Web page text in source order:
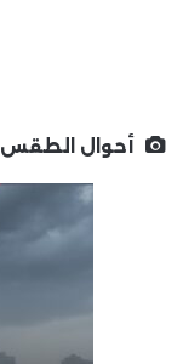
أحوال الطقس